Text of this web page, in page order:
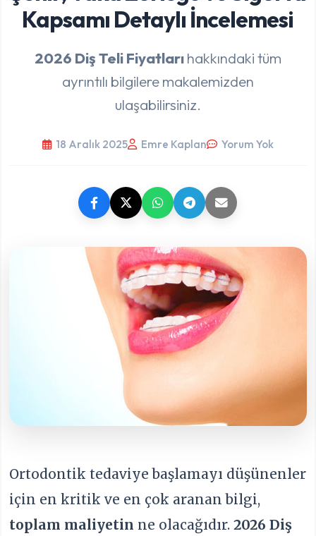
Kapsamı Detaylı İncelemesi
2026 Diş Teli Fiyatlarıhakkındaki tüm
ayrıntılı bilgilere makalemizden
ulaşabilirsiniz.
18 Aralık 2025 Emre Kaplan Yorum Yok
Ortodontik tedaviye başlamayı düşünenler
için en kritik ve en çok aranan bilgi,
toplam maliyetin ne olacağıdır.2026 Diş